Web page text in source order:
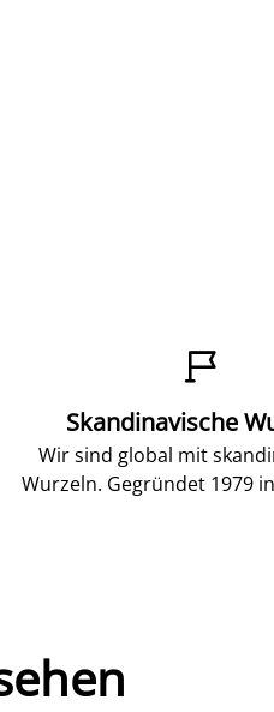

Skandinavische
Wir sind global mit
Wurzeln. Gegründet 1979